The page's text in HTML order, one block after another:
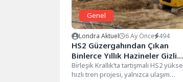
Genel
Londra Aktuel 6 Ay Önce 494
HS2 Güzergahından Çıkan
Binlerce Yıllık Hazineler Gizli
Depoya Kaldırıldı
Birleşik Krallık’ta tartışmalı HS2
hızlı tren projesi, yalnızca ulaşım